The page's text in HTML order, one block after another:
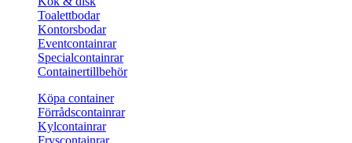
Toalettbodar
Kontorsbodar
Eventcontainrar
Specialcontainrar
Containertillbehör
Köpa container
Förrådscontainrar
Kylcontainrar
Fryscontainrar